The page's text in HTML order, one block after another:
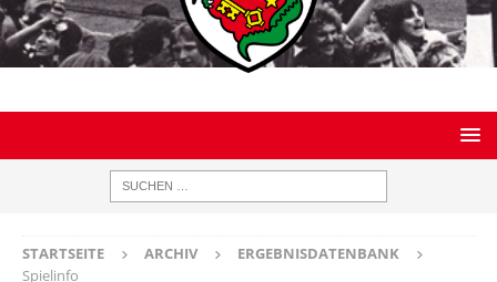
STARTSEITE ARCHIV
ERGEBNISDATENBANK
Spielinfo